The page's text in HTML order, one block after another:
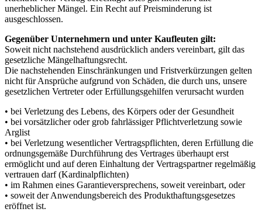
unerheblicher Mängel. Ein Recht auf Preisminderung ist
ausgeschlossen.
Gegenüber Unternehmern und unter Kaufleuten gilt:
Soweit nicht nachstehend ausdrücklich anders vereinbart, gilt das
gesetzliche Mängelhaftungsrecht.
Die nachstehenden Einschränkungen und Fristverkürzungen gelten
nicht für Ansprüche aufgrund von Schäden, die durch uns, unsere
gesetzlichen Vertreter oder Erfüllungsgehilfen verursacht wurden
• bei Verletzung des Lebens, des Körpers oder der Gesundheit
• bei vorsätzlicher oder grob fahrlässiger Pflichtverletzung sowie
Arglist
• bei Verletzung wesentlicher Vertragspflichten, deren Erfüllung die
ordnungsgemäße Durchführung des Vertrages überhaupt erst
ermöglicht und auf deren Einhaltung der Vertragspartner regelmäßig
vertrauen darf (Kardinalpflichten)
• im Rahmen eines Garantieversprechens, soweit vereinbart, oder
• soweit der Anwendungsbereich des Produkthaftungsgesetzes
eröffnet ist.